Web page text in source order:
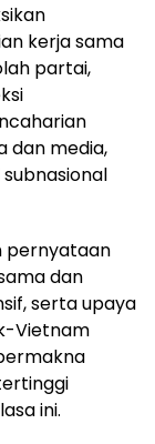
kerja sama
partai,
dan media,
pernyataan
dan
serta upaya
Vietnam
ini.